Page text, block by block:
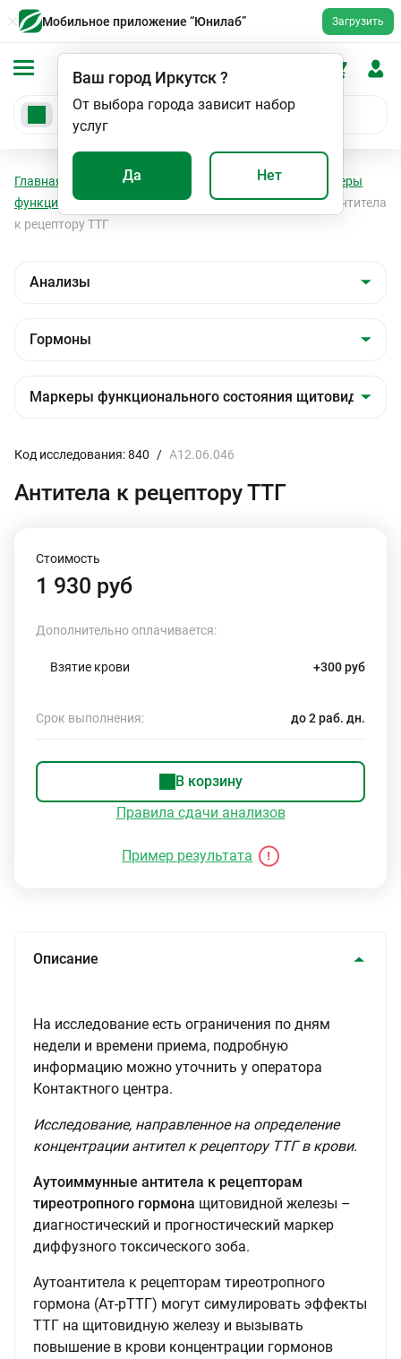
Мобильное приложение “Юнилаб” Загрузить
Ваш город Иркутск?
От выбора города зависит набор
услуг
Да Нет
Главная Анализы Гормоны
Маркеры
функционального состояния щитовидной железы
Антитела
к рецептору ТТГ
Код исследования: 840 / A12.06.046
Антитела к рецептору ТТГ
Стоимость
1 930 руб
Дополнительно оплачивается:
Взятие крови +300 руб
Срок выполнения: до 2 раб. дн.
В корзину
Правила сдачи анализов
Пример результата
Описание
На исследование есть ограничения по дням
недели и времени приема, подробную
информацию можно уточнить у оператора
Контактного центра.
Исследование, направленное на определение
концентрации антител к рецептору ТТГ в крови.
Аутоиммунные антитела к рецепторам
тиреотропного гормона щитовидной железы –
диагностический и прогностический маркер
диффузного токсического зоба.
Аутоантитела к рецепторам тиреотропного
гормона (Ат-рТТГ) могут симулировать эффекты
ТТГ на щитовидную железу и вызывать
повышение в крови концентрации гормонов